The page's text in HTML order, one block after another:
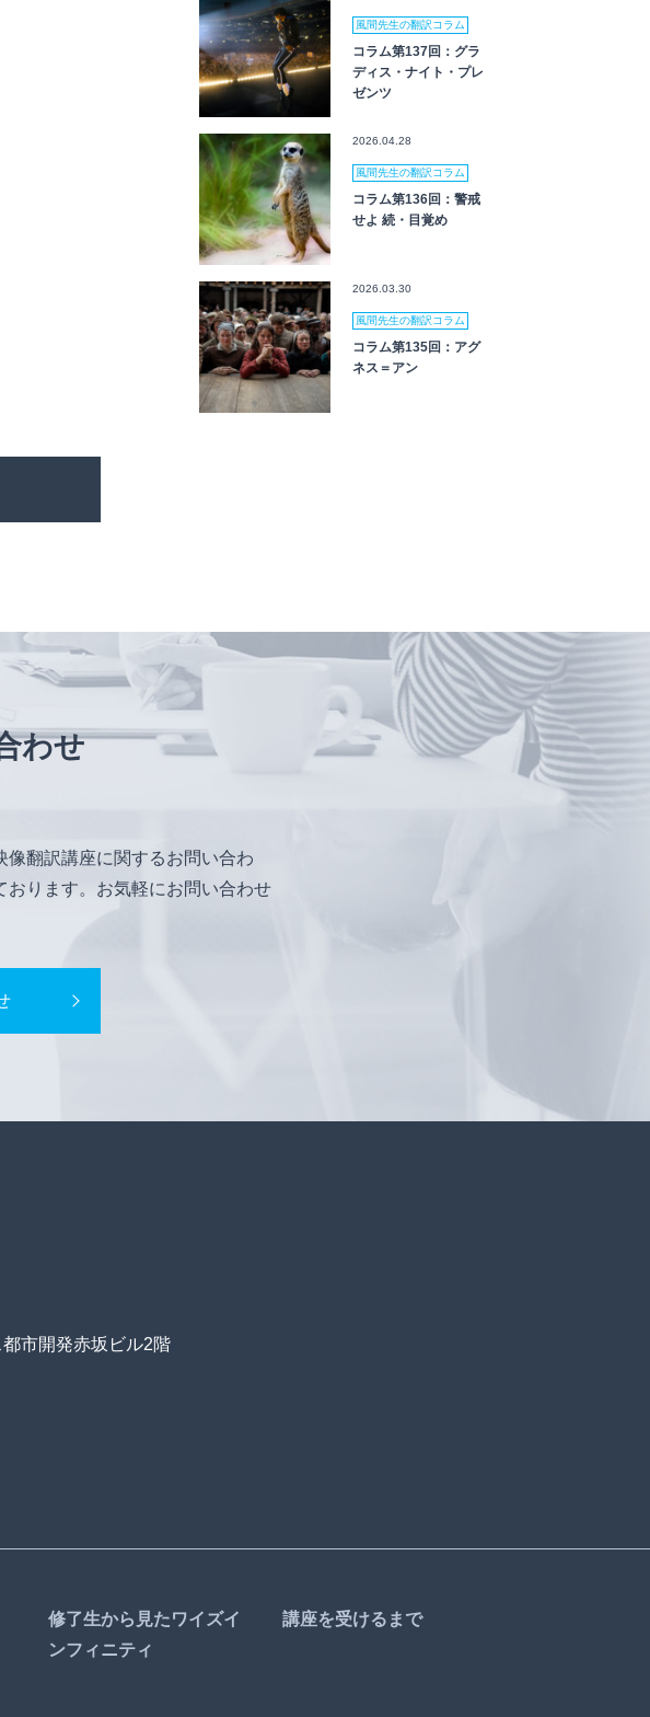
風間先生の翻訳コラム
コラム第137回：グラ
ディス・ナイト・プレ
ゼンツ
2026.04.28
風間先生の翻訳コラム
コラム第136回：警戒
せよ 続・目覚め
2026.03.30
風間先生の翻訳コラム
コラム第135回：アグ
ネス＝アン
わせ
翻訳講座に関するお問い合わ
ります。お気軽にお問い合わせ
市開発赤坂ビル2階
修了生から見たワイズイ
ンフィニティ
講座を受けるまで